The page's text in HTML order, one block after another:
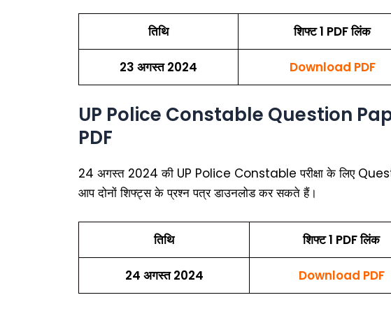
तिथि शिफ्ट 1 PDF लिंक
23 अगस्त 2024 Download PDF
UP Police Constable Question
PDF
24 अगस्त 2024 की UP Police Constable परीक्षा के लिए
आप दोनों शिफ्ट्स के प्रश्न पत्र डाउनलोड कर सकते हैं।
तिथि शिफ्ट 1 PDF लिंक
24 अगस्त 2024 Download PDF